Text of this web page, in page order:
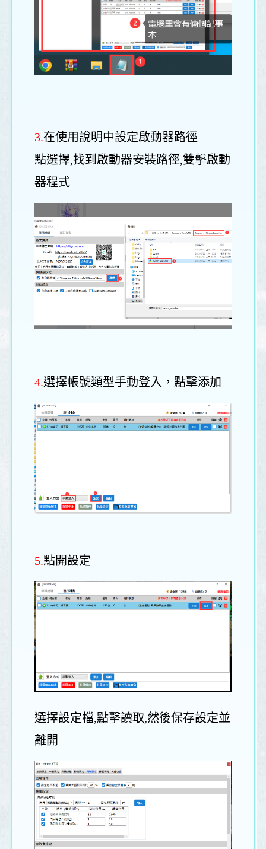
3.在使用說明中設定啟動器路徑
點選擇,找到啟動器安裝路徑,雙擊啟動
器程式
4.選擇帳號類型手動登入，點擊添加
5.點開設定
選擇設定檔,點擊讀取,然後保存設定並
離開